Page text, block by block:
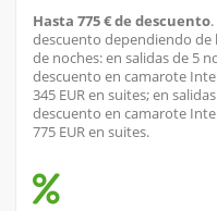
Hasta 775 € de descuento
descuento dependiendo de
de noches: en salidas de 5
descuento en camarote
345 EUR en suites; en
descuento en camarote
775 EUR en suites.